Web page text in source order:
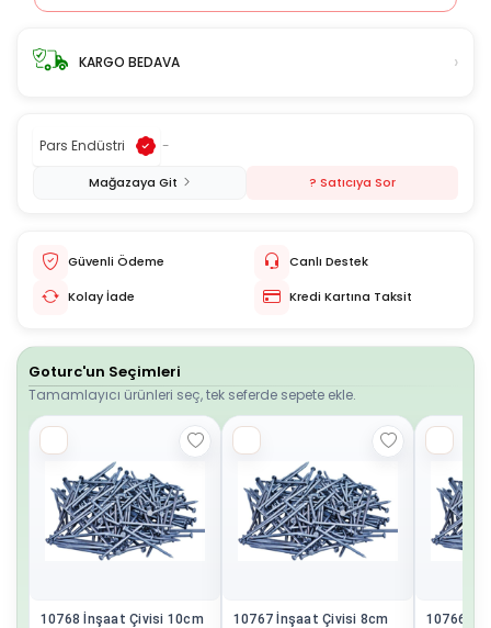
KARGO BEDAVA ›
Pars Endüstri -
Mağazaya Git ? Satıcıya Sor
Güvenli Ödeme
Canlı Destek
Kolay İade
Kredi Kartına Taksit
Goturc'un Seçimleri
Tamamlayıcı ürünleri seç, tek seferde sepete ekle.
10768 İnşaat Çivisi 10cm 10767 İnşaat Çivisi 8cm